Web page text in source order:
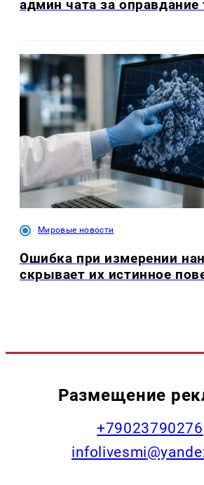
админ чата за оправдание
Мировые новости
Ошибка при измерении
скрывает их истинное
Размещение
+79023790276